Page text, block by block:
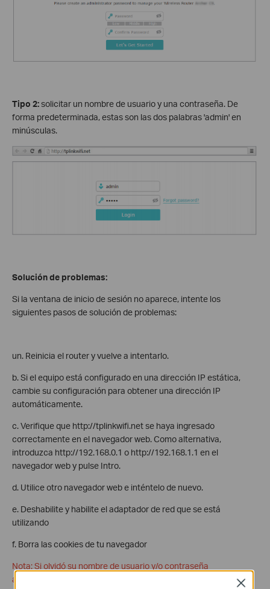
Tipo 2:solicitar un nombre de usuario y una contraseña. De
forma predeterminada, estas son las dos palabras 'admin' en
minúsculas.
Solución de problemas:
Si la ventana de inicio de sesión no aparece, intente los
siguientes pasos de solución de problemas:
un. Reinicia el router y vuelve a intentarlo.
b. Si el equipo está configurado en una dirección IP estática,
cambie su configuración para obtener una dirección IP
automáticamente.
c. Verifique que http://tplinkwifi.net se haya ingresado
correctamente en el navegador web. Como alternativa,
introduzca http://192.168.0.1 o http://192.168.1.1 en el
navegador web y pulse Intro.
d. Utilice otro navegador web e inténtelo de nuevo.
e. Deshabilite y habilite el adaptador de red que se está
utilizando
f. Borra las cookies de tu navegador
Nota: Si olvidó su nombre de usuario y/o contraseña
administrativos y no puede iniciar sesión, deberá restablecer elClose